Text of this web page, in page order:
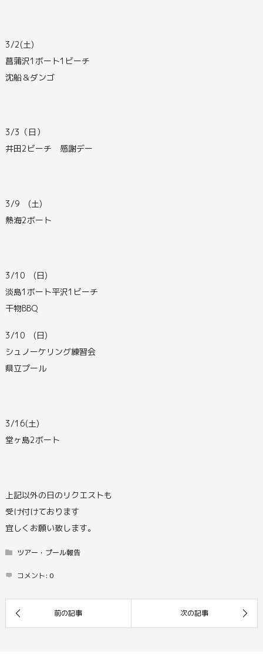
3/2(土)
菖蒲沢1ボート1ビーチ
沈船＆ダンゴ
3/3（日）
井田2ビーチ 感謝デー
3/9 (土)
熱海2ボート
3/10 (日)
淡島1ボート平沢1ビーチ
干物BBQ
3/10 (日)
シュノーケリング練習会
県立プール
3/16(土)
堂ヶ島2ボート
上記以外の日のリクエストも
受け付けております
宜しくお願い致します。
ツアー・プール報告
コメント: 0